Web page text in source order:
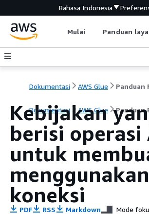
Bahasa Indonesia
Mulai Panduan
Dokumentasi AWS Glue Panduan
Dokumentasi AWS Glue Panduan
Kebijakan
berisi operasi
untuk
menggunakan
koneksi
PDF RSS Markdown Mode